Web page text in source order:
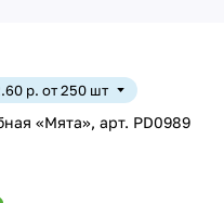
р. от 250 шт
OVIO Паста зубная «Мята», арт. PD0989